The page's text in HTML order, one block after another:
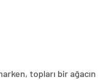
topları bir ağacın